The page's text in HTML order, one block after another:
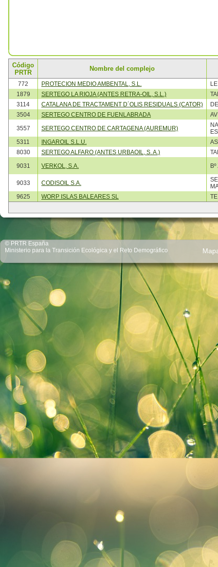
Código
PRTR
Nombre del complejo
772 PROTECION MEDIO AMBENTAL, S.L.
1879
SERTEGO LA RIOJA (ANTES RETRA-OIL, S.L.)
3114
CATALANA DE TRACTAMENT D´OLIS RESIDUALS (CATOR)
3504
SERTEGO CENTRO DE FUENLABRADA
3557
SERTEGO CENTRO DE CARTAGENA (AUREMUR)
5311
INGAROIL S.L.U.
8030
SERTEGO ALFARO (ANTES URBAOIL, S. A.)
9031
VERKOL, S.A.
9033 CODISOIL S.A.
9625
WORP ISLAS BALEARES SL
© PRTR España
Ministerio para la Transición Ecológica y el Reto Demográfico